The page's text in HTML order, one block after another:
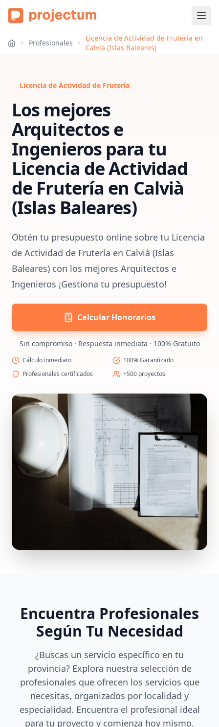
Profesionales
Licencia de Actividad de Frutería en
Calvia (Islas Baleares)
Licencia de Actividad de Frutería
Los mejores
Arquitectos e
Ingenieros para tu
Licencia de Actividad
de Frutería en Calvià
(Islas Baleares)
Obtén tu presupuesto online sobre tu Licencia
de Actividad de Frutería en Calvià (Islas
Baleares) con los mejores Arquitectos e
Ingenieros ¡Gestiona tu presupuesto!
Calcular Honorarios
Sin compromiso · Respuesta inmediata · 100% Gratuito
Cálculo inmediato
100% Garantizado
Profesionales certificados
+500 proyectos
Encuentra Profesionales
Según Tu Necesidad
¿Buscas un servicio específico en tu
provincia? Explora nuestra selección de
profesionales que ofrecen los servicios que
necesitas, organizados por localidad y
especialidad. Encuentra el profesional ideal
para tu proyecto y comienza hoy mismo.